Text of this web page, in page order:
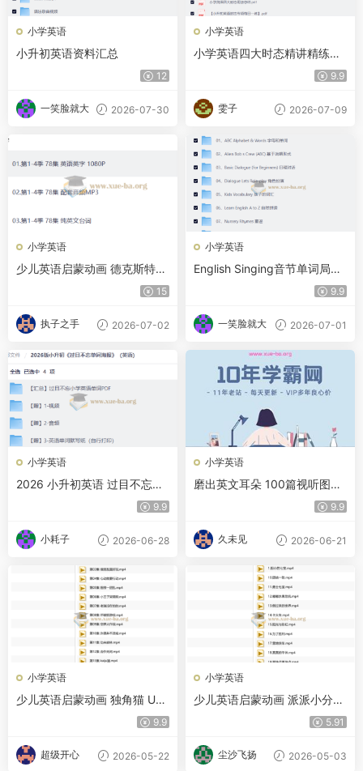
小学英语
小升初英语资料汇总
12
一笑脸就大 2026-07-30
小学英语
小学英语四大时态精讲精练
9.9
雯子 2026-07-09
小学英语
少儿英语启蒙动画 德克斯特的
实验室 Dexter Laboratory (视
15
执子之手 2026-07-02
小学英语
English Singing音节单词局句
9.9
一笑脸就大 2026-07-01
小学英语
2026 小升初英语 过目不忘小
9.9
小耗子 2026-06-28
小学英语
磨出英文耳朵 100篇视听图文
小合集附带文本+音频+视频9.9
久未见 2026-06-21
小学英语
少儿英语启蒙动画 独角猫 Uni
9.9
超级开心 2026-05-22
小学英语
少儿英语启蒙动画 派派小分队
Pikwik Pack 1-2季 (中英双版)
5.91
尘沙飞扬 2026-05-03